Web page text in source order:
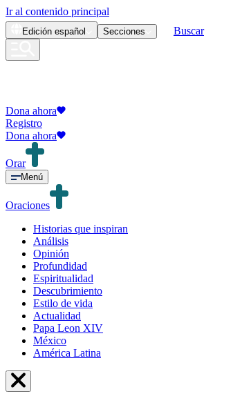
Ir al contenido principal
Edición español Secciones Buscar
Dona ahora
Registro
Dona ahora
Orar
Menú
Oraciones
Historias que inspiran
Análisis
Opinión
Profundidad
Espiritualidad
Descubrimiento
Estilo de vida
Actualidad
Papa Leon XIV
México
América Latina